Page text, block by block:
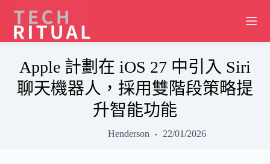
content
Apple 計劃在 iOS 27 中引入 Siri
聊天機器人，採用雙階段策略提
升智能功能
Henderson 22/01/2026